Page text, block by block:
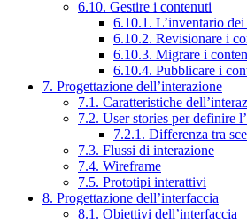
6.10. Gestire i contenuti
6.10.1. L’inventario
6.10.2. Revisionare i
6.10.3. Migrare i
6.10.4. Pubblicare i
7. Progettazione dell’interazione
7.1. Caratteristiche
7.2. User stories per definire
7.2.1. Differenza tra
7.3. Flussi di interazione
7.4. Wireframe
7.5. Prototipi interattivi
8. Progettazione dell’interfaccia
8.1. Obiettivi dell’interfaccia